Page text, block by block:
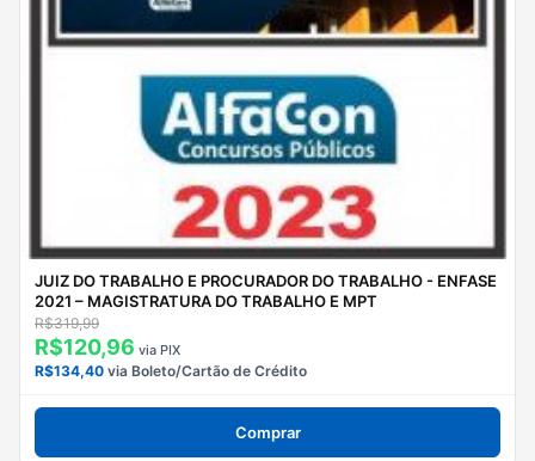
JUIZ DO TRABALHO E PROCURADOR DO TRABALHO - ENFASE
2021 – MAGISTRATURA DO TRABALHO E MPT
R$319,99
R$120,96 via PIX
R$134,40 via Boleto/Cartão de Crédito
Comprar